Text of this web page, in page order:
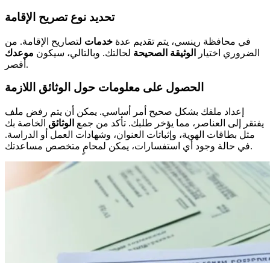
تحديد نوع تصريح الإقامة
في محافظة رينسي، يتم تقديم عدة خدمات لتصاريح الإقامة. من
الضروري اختيار
الوثيقة الصحيحة لحالتك. وبالتالي، سيكون موعدك
أقصر.
الحصول على معلومات حول الوثائق اللازمة
إعداد ملفك بشكل صحيح أمر أساسي. يمكن أن يتم رفض ملف
يفتقر إلى العناصر، مما يؤخر طلبك. تأكد من جمع الوثائق الخاصة بك
مثل بطاقات الهوية، وإثباتات العنوان، وشهادات العمل أو الدراسة.
في حالة وجود أي استفسارات، يمكن لمحامٍ متخصص مساعدتك.